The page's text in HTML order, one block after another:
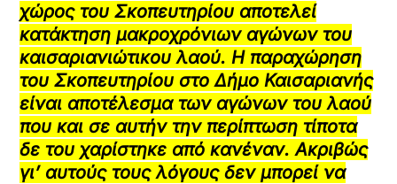
χώρος του Σκοπευτηρίου αποτελεί
κατάκτηση μακροχρόνιων αγώνων του
καισαριανιώτικου λαού. Η παραχώρηση
του Σκοπευτηρίου στο Δήμο Καισαριανής
είναι αποτέλεσμα των αγώνων του λαού
που και σε αυτήν την περίπτωση τίποτα
δε του χαρίστηκε από κανέναν. Ακριβώς
γι’ αυτούς τους λόγους δεν μπορεί να